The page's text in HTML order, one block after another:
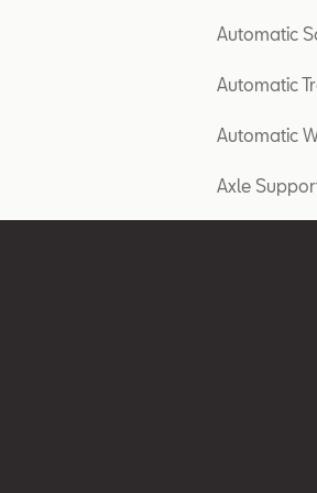
Automatic
Automatic
Automatic
Axle